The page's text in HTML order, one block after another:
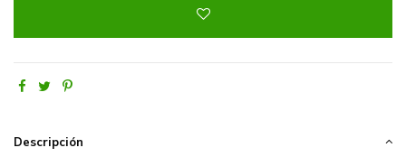
Descripción